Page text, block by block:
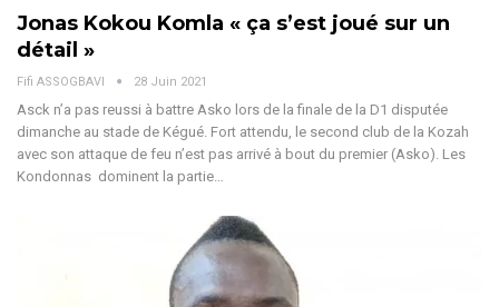
Jonas Kokou Komla « ça s’est joué sur un
détail »
Fifi ASSOGBAVI 28 Juin 2021
Asck n’a pas reussi à battre Asko lors de la finale de la D1 disputée
dimanche au stade de Kégué. Fort attendu, le second club de la Kozah
avec son attaque de feu n’est pas arrivé à bout du premier (Asko). Les
Kondonnas dominent la partie…